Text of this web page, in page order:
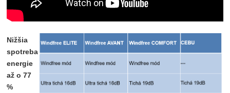
Nižšia
spotreba
energie
až o 77
%